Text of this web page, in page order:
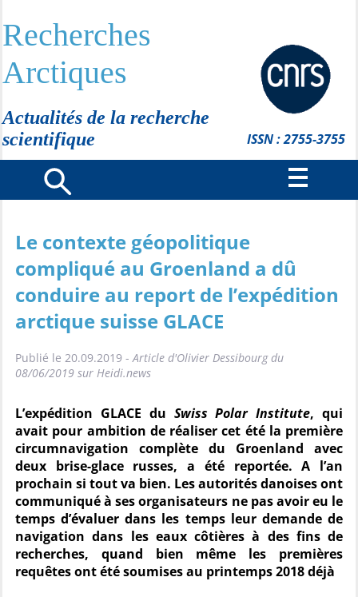
Recherches
Arctiques
Actualités de la recherche
scientifique
ISSN : 2755-3755
Le contexte géopolitique
compliqué au Groenland a dû
conduire au report de l’expédition
arctique suisse GLACE
Publié le 20.09.2019 -Article d'Olivier Dessibourg du
08/06/2019 sur Heidi.news
L’expédition GLACE du Swiss Polar Institute, qui
avait pour ambition de réaliser cet été la première
circumnavigation complète du Groenland avec
deux brise-glace russes, a été reportée. A l’an
prochain si tout va bien. Les autorités danoises ont
communiqué à ses organisateurs ne pas avoir eu le
temps d’évaluer dans les temps leur demande de
navigation dans les eaux côtières à des fins de
recherches, quand bien même les premières
requêtes ont été soumises au printemps 2018 déjà